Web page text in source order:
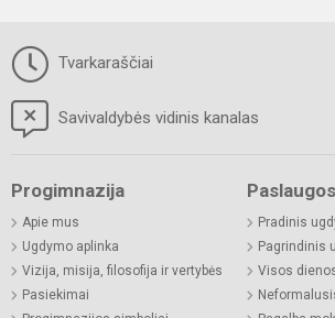
Tvarkaraščiai
Savivaldybės vidinis kanalas
Progimnazija
Apie mus
Ugdymo aplinka
Vizija, misija, filosofija ir vertybės
Pasiekimai
Paslaugos
Pradinis
Pagrindinis
Visos